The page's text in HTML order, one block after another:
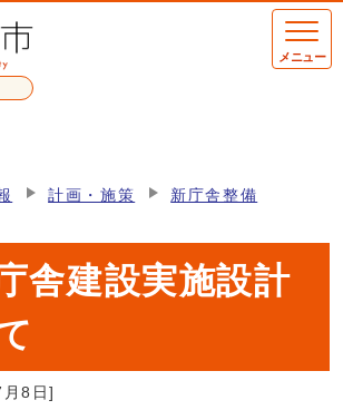
メニュー
計画・施策 新庁舎整備
舎建設実施設計
8日]